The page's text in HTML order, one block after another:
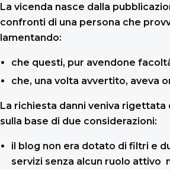
La vicenda nasce dalla
confronti di una persona che
lamentando:
che questi, pur avendone
che, una volta avvertito, aveva
La richiesta danni veniva rigettata
sulla base di due considerazioni:
il blog non era dotato di filtri e
servizi senza alcun ruolo attivo